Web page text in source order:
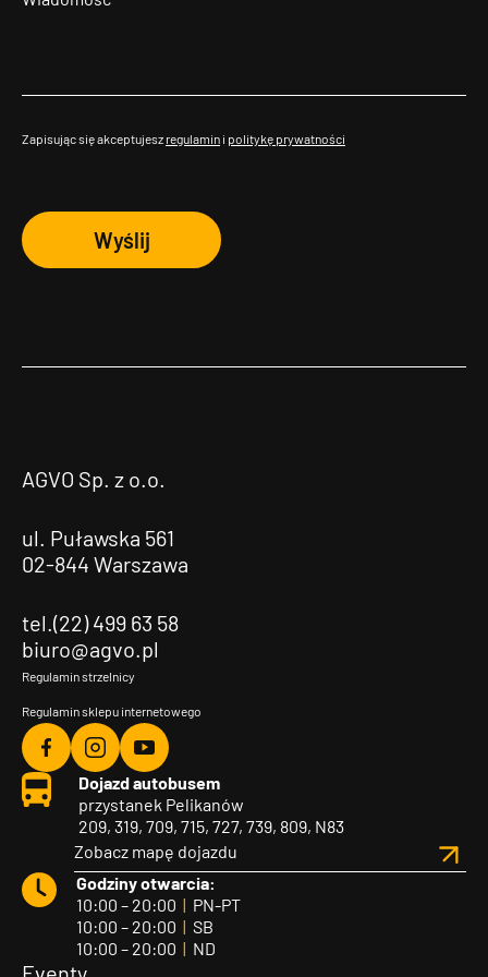
Zapisując się akceptujesz regulamin i politykę prywatności
Wyślij
AGVO Sp. z o.o.
ul. Puławska 561
02-844 Warszawa
tel.(22) 499 63 58
biuro@agvo.pl
Regulamin strzelnicy
Regulamin sklepu internetowego
Agvo
Facebook
Agvo
Instagram
Agvo
YouTube
Dojazd autobusem
przystanek Pelikanów
209, 319, 709, 715, 727, 739, 809, N83
Zobacz mapę dojazdu
Godziny otwarcia:
10:00 – 20:00 | PN-PT
10:00 – 20:00 | SB
10:00 – 20:00 | ND